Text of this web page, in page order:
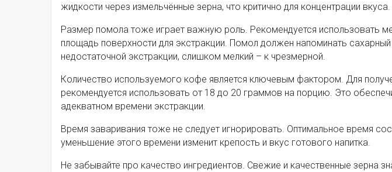
жидкости через измельчённые зерна, что критично для концентрации вкуса.
Размер помола тоже играет важную роль. Рекомендуется использовать
площадь поверхности для экстракции. Помол должен напоминать
недостаточной экстракции, слишком мелкий – к чрезмерной.
Количество используемого кофе является ключевым фактором. Для
рекомендуется использовать от 18 до 20 граммов на порцию. Это
адекватном времени экстракции.
Время заваривания тоже не следует игнорировать. Оптимальное время
уменьшение этого времени изменит крепость и вкус готового напитка.
Не забывайте про качество ингредиентов. Свежие и качественные зерна